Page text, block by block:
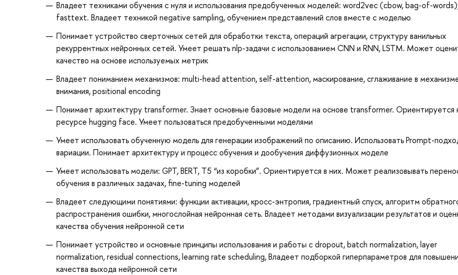
Владеет техниками обучения с нуля и использования предобученных моделей: word2vec (cbow, bag-of-
fasttext. Владеет техникой negative sampling, обучением представлений слов вместе с моделью
Понимает устройство сверточных сетей для обработки текста, операций агрегации, структуру ванильных
рекуррентных нейронных сетей. Умеет решать nlp-задачи с использованием CNN и RNN, LSTM. Может
качество на основе используемых метрик
Владеет пониманием механизмов: multi-head attention, self-attention, маскирование, сглаживание в
внимания, positional encoding
Понимает архитектуру transformer. Знает основные базовые модели на основе transformer. Ориентируется
ресурсе hugging face. Умеет пользоваться предобученными моделями
Умеет использовать обученную модель для генерации изображений по описанию. Использовать Prompt-
вариации. Понимает архитектуру и процесс обучения и дообучения диффузионных моделе
Умеет использовать модели: GPT, BERT, T5 “из коробки”. Ориентируется в них. Может реализовывать
обучения в различных задачах, fine-tuning моделей
Владеет следующими понятиями: функции активации, кросс-энтропия, градиентный спуск, алгоритм
распространения ошибки, многослойная нейронная сеть. Владеет методами визуализации результатов и
качества обучения нейронной сети
Понимает устройство и основные принципы использования и работы с dropout, batch normalization, layer
normalization, residual connections, learning rate scheduling, Владеет подборкой гиперпараметров для
качества выхода нейронной сети